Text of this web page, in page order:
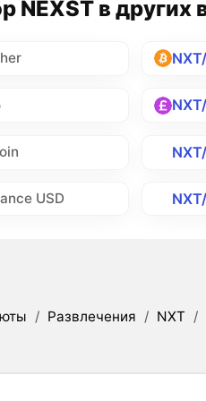
NEXST в других
USD
/ Развлечения / NXT /